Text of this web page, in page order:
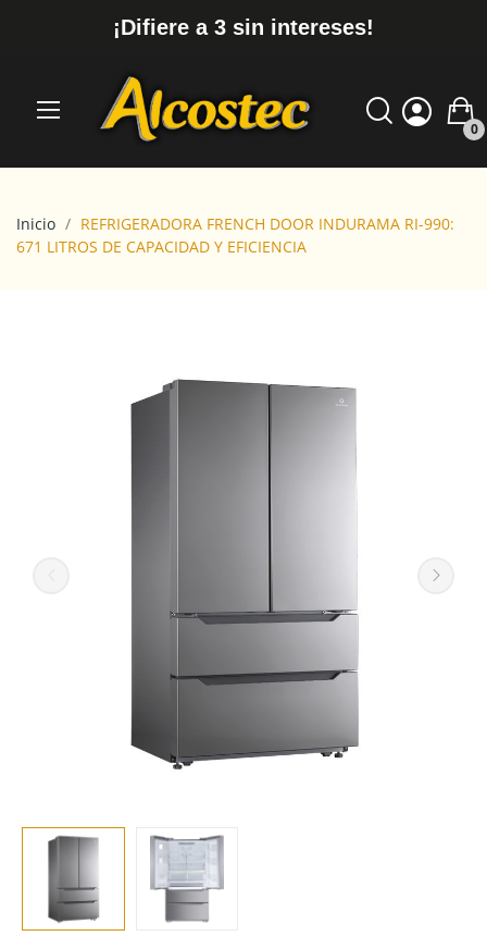
¡Difiere a 3 sin intereses!
0
Inicio
REFRIGERADORA FRENCH DOOR INDURAMA RI-990:
671 LITROS DE CAPACIDAD Y EFICIENCIA